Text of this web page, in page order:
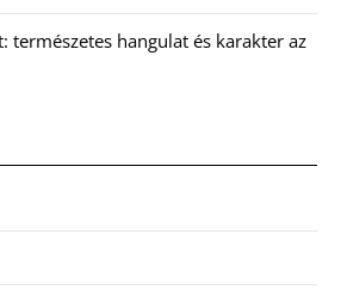
természetes hangulat és karakter az